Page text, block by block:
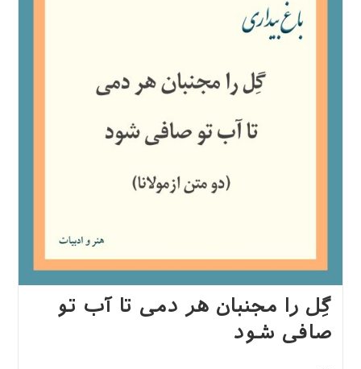
آیت‌الله
طالقانی»
گِل را مجنبان هر دمی تا آب تو
صافی شود